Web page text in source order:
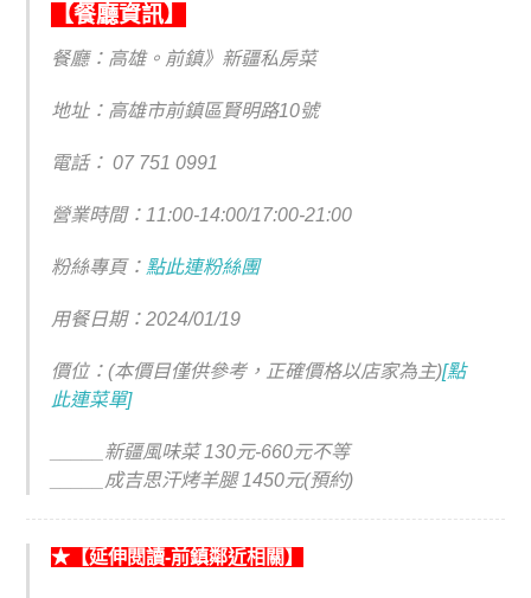
【餐廳資訊】
餐廳：高雄。前鎮》新疆私房菜
地址：高雄市前鎮區賢明路10號
電話： 07 751 0991
營業時間：11:00-14:00/17:00-21:00
粉絲專頁： 點此連粉絲團
用餐日期：2024/01/19
價位：(本價目僅供參考，正確價格以店家為主)[點
此連菜單]
_____新疆風味菜 130元-660元不等
_____成吉思汗烤羊腿 1450元(預約)
★【延伸閱讀-前鎮鄰近相關】